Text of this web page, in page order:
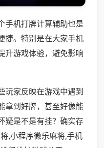
手机打牌计算辅助也是
捷。特别是在大家手机
升游戏体验，避免影响
玩家反映在游戏中遇到
拿到好牌，甚至好像能
疑是不是有挂？确实存
,小程序微乐麻将,手机